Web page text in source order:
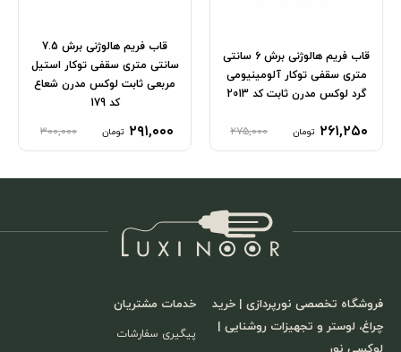
قاب فریم هالوژنی برش 6 سانتی
متری سقفی توکار آلومینیومی
گرد لوکس مدرن ثابت کد 2013
۲۶۱,۲۵۰ تومان ۲۷۵,۰۰۰
قاب فریم هالوژنی برش 7.5
سانتی متری سقفی توکار استیل
مربعی ثابت لوکس مدرن شعاع
کد 179
۲۹۱,۰۰۰ تومان ۳۰۰,۰۰۰
فروشگاه تخصصی نورپردازی | خرید
چراغ، لوستر و تجهیزات روشنایی |
خدمات مشتریان
پیگیری سفارشات